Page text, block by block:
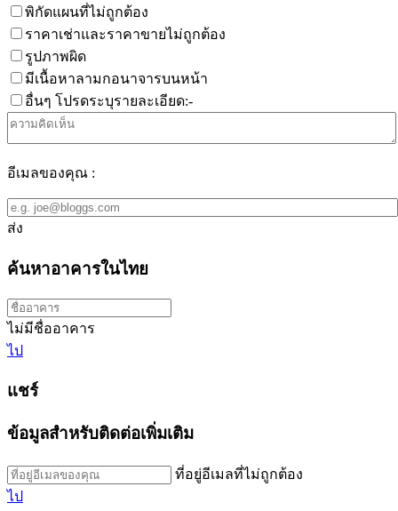
พิกัดแผนที่ไม่ถูกต้อง
ราคาเช่าและราคาขายไม่ถูกต้อง
รูปภาพผิด
มีเนื้อหาลามกอนาจารบนหน้า
อื่นๆ โปรดระบุรายละเอียด:-
อีเมลของคุณ :
ส่ง
ค้นหาอาคารในไทย
ไม่มีชื่ออาคาร
ไป
แชร์
ข้อมูลสำหรับติดต่อเพิ่มเติม
ที่อยู่อีเมลที่ไม่ถูกต้อง
ไป